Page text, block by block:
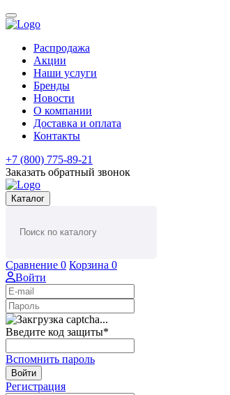
Распродажа
Акции
Наши услуги
Бренды
Новости
О компании
Доставка и оплата
Контакты
+7 (800) 775-89-21
Заказать обратный звонок
Каталог
Сравнение 0 Корзина 0
Войти
Введите код защиты*
Вспомнить пароль
Войти
Регистрация